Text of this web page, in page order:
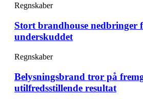
Regnskaber
Stort brandhouse nedbringer
underskuddet
Regnskaber
Belysningsbrand tror på
utilfredsstillende resultat